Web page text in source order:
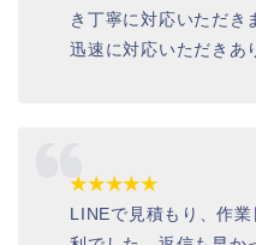
き丁寧に対応いただき
迅速に対応いただきあ
★★★★★
LINEで見積もり、作